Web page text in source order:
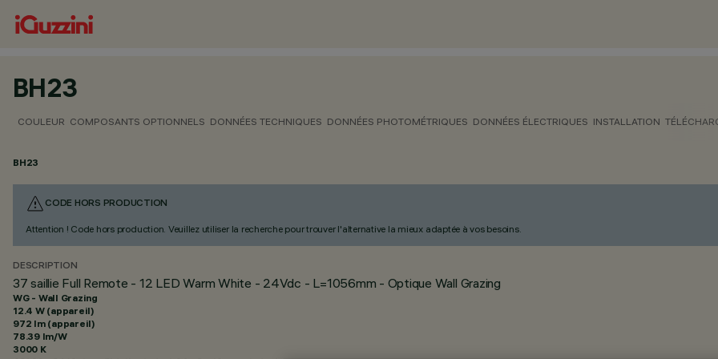
BH23
COULEUR COMPOSANTS OPTIONNELS DONNÉES TECHNIQUES DONNÉES PHOTOMÉTRIQUES DONNÉES ÉLECTRIQUES INSTALLATION
BH23
CODE HORS PRODUCTION
Attention ! Code hors production. Veuillez utiliser la recherche pour trouver l'alternative la mieux adaptée à vos besoins.
DESCRIPTION
37 saillie Full Remote - 12 LED Warm White - 24Vdc - L=1056mm - Optique Wall Grazing
WG - Wall Grazing
12.4 W (appareil)
972 lm (appareil)
78.39 lm/W
3000 K